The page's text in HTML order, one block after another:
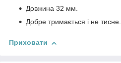
Довжина 32 мм.
Добре тримається і не тисне.
Приховати